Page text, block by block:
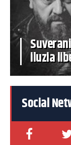
iluzia
Social